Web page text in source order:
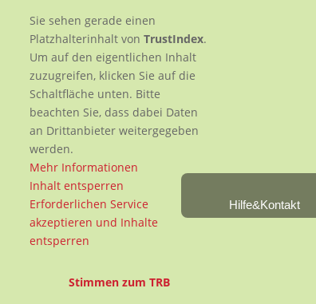
Sie sehen gerade einen
Platzhalterinhalt vonTrustIndex.
Um auf den eigentlichen Inhalt
zuzugreifen, klicken Sie auf die
Schaltfläche unten. Bitte
beachten Sie, dass dabei Daten
an Drittanbieter weitergegeben
werden.
Mehr Informationen
Inhalt entsperren
Erforderlichen Service
akzeptieren und Inhalte
entsperren
Stimmen zum TRB
Hilfe&Kontakt